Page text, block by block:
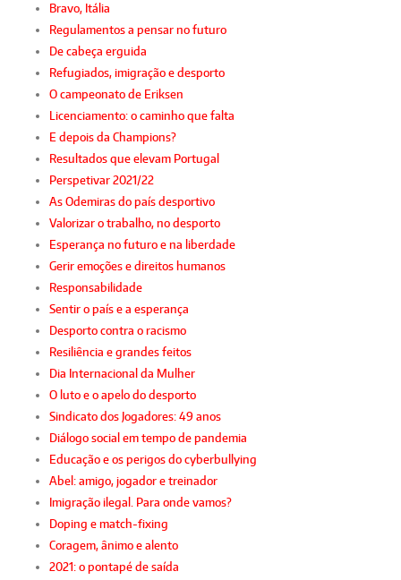
Bravo, Itália
Regulamentos a pensar no futuro
De cabeça erguida
Refugiados, imigração e desporto
O campeonato de Eriksen
Licenciamento: o caminho que falta
E depois da Champions?
Resultados que elevam Portugal
Perspetivar 2021/22
As Odemiras do país desportivo
Valorizar o trabalho, no desporto
Esperança no futuro e na liberdade
Gerir emoções e direitos humanos
Responsabilidade
Sentir o país e a esperança
Desporto contra o racismo
Resiliência e grandes feitos
Dia Internacional da Mulher
O luto e o apelo do desporto
Sindicato dos Jogadores: 49 anos
Diálogo social em tempo de pandemia
Educação e os perigos do cyberbullying
Abel: amigo, jogador e treinador
Imigração ilegal. Para onde vamos?
Doping e match-fixing
Coragem, ânimo e alento
2021: o pontapé de saída